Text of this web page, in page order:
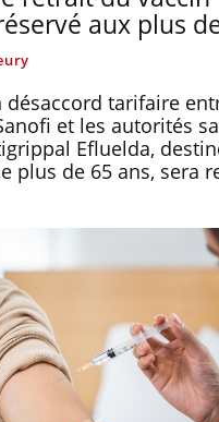
aux plus
désaccord tarifaire
et les autorités
Efluelda,
plus de 65 ans, sera